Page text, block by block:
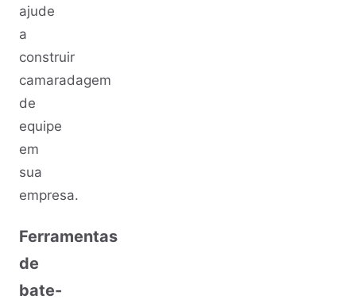
ajude
a
construir
camaradagem
de
equipe
em
sua
empresa.
Ferramentas
de
bate-